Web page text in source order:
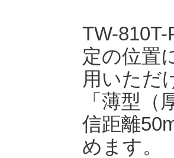
TW-
定の位置
用いただ
「薄型
信距離
めます。